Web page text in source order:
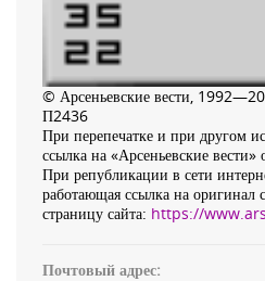
© Арсеньевские вести,
П2436
При перепечатке и при другом
ссылка на «Арсеньевские вести»
При републикации в сети
работающая ссылка на оригинал
страницу сайта: https://
Почтовый адрес: